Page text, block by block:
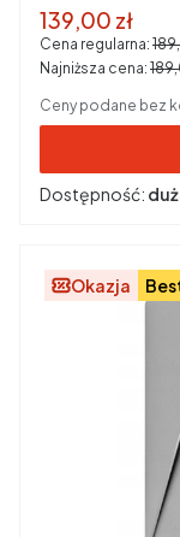
Cena
139,00 zł
Cena regularna:
Najniższa cena:
Ceny podane bez
Dostępność:
Okazja